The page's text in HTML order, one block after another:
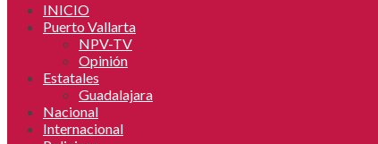
INICIO
Puerto Vallarta
NPV-TV
Opinión
Estatales
Guadalajara
Nacional
Internacional